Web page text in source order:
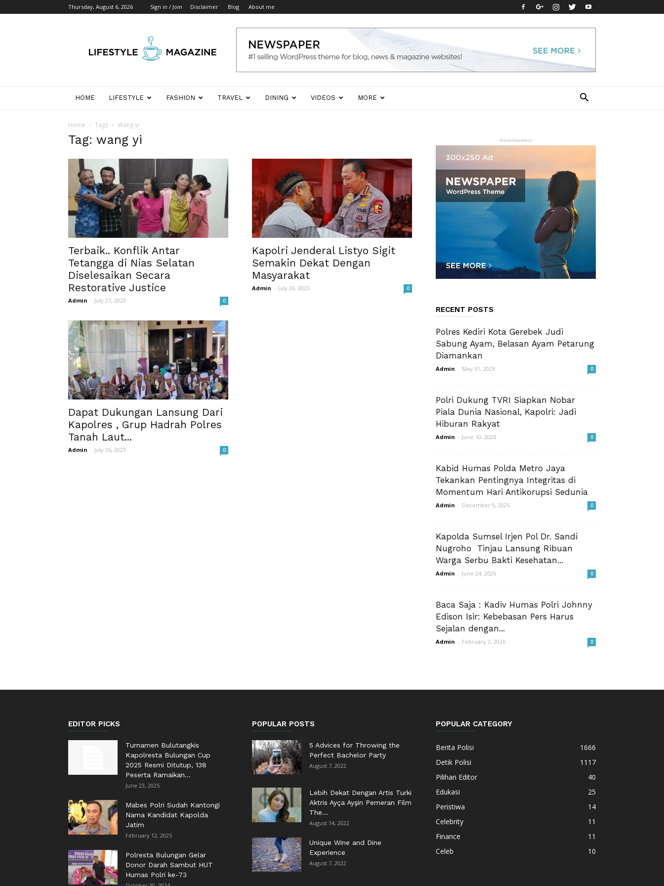
Thursday, August 6, 2026 Sign in / Join Disclaimer Blog About me
Indonesia
HOME LIFESTYLE FASHION TRAVEL DINING VIDEOS MORE
Home Tags Wang yi
Tag: wang yi
Terbaik.. Konflik Antar
Tetangga di Nias Selatan
Diselesaikan Secara
Restorative Justice
Admin - July 27, 2023 0
Kapolri Jenderal Listyo Sigit
Semakin Dekat Dengan
Masyarakat
Admin - July 26, 2023 0
Dapat Dukungan Lansung Dari
Kapolres , Grup Hadrah Polres
Tanah Laut...
Admin - July 26, 2023 0
- Advertisement -
RECENT POSTS
Polres Kediri Kota Gerebek Judi
Sabung Ayam, Belasan Ayam Petarung
Diamankan
Admin - May 31, 2023 0
Polri Dukung TVRI Siapkan Nobar
Piala Dunia Nasional, Kapolri: Jadi
Hiburan Rakyat
Admin - June 10, 2026 0
Kabid Humas Polda Metro Jaya
Tekankan Pentingnya Integritas di
Momentum Hari Antikorupsi Sedunia
Admin - December 9, 2025 0
Kapolda Sumsel Irjen Pol Dr. Sandi
Nugroho Tinjau Lansung Ribuan
Warga Serbu Bakti Kesehatan...
Admin - June 24, 2026 0
Baca Saja : Kadiv Humas Polri Johnny
Edison Isir: Kebebasan Pers Harus
Sejalan dengan...
Admin - February 2, 2026 0
EDITOR PICKS
Turnamen Bulutangkis
Kapolresta Bulungan Cup
2025 Resmi Ditutup, 138
Peserta Ramaikan...
June 23, 2025
Mabes Polri Sudah Kantongi
Nama Kandidat Kapolda
Jatim
February 12, 2025
Polresta Bulungan Gelar
Donor Darah Sambut HUT
Humas Polri ke-73
POPULAR POSTS
5 Advices for Throwing the
Perfect Bachelor Party
August 7, 2022
Lebih Dekat Dengan Artis Turki
Aktris Ayça Ayşin Pemeran Film
The...
August 14, 2022
Unique Wine and Dine
Experience
August 7, 2022
POPULAR CATEGORY
Berita Polisi
1666
Detik Polisi
1117
Pilihan Editor
40
Edukasi
25
Peristiwa
14
Celebrity
11
Finance
11
Celeb
10